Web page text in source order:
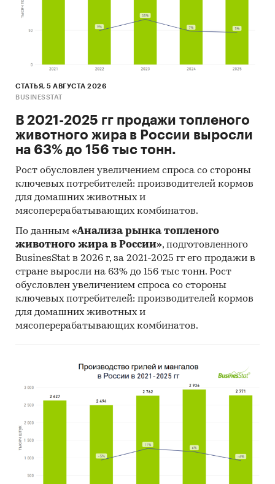
СТАТЬЯ, 5 АВГУСТА 2026
BUSINESSTAT
В 2021-2025 гг продажи топленого
животного жира в России выросли
на 63% до 156 тыс тонн.
Рост обусловлен увеличением спроса со стороны
ключевых потребителей: производителей кормов
для домашних животных и
мясоперерабатывающих комбинатов.
По данным «Анализа рынка топленого
животного жира в России», подготовленного
BusinesStat в 2026 г, за 2021-2025 гг его продажи в
стране выросли на 63% до 156 тыс тонн. Рост
обусловлен увеличением спроса со стороны
ключевых потребителей: производителей кормов
для домашних животных и
мясоперерабатывающих комбинатов.